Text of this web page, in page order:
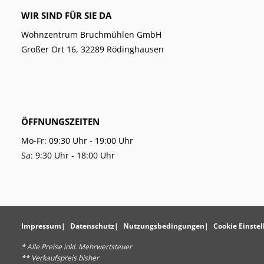
WIR SIND FÜR SIE DA
Wohnzentrum Bruchmühlen GmbH
Großer Ort 16, 32289 Rödinghausen
ÖFFNUNGSZEITEN
Mo-Fr: 09:30 Uhr - 19:00 Uhr
Sa: 9:30 Uhr - 18:00 Uhr
Impressum Datenschutz Nutzungsbedingungen Cookie
* Alle Preise inkl. Mehrwertsteuer
** Verkaufspreis bisher